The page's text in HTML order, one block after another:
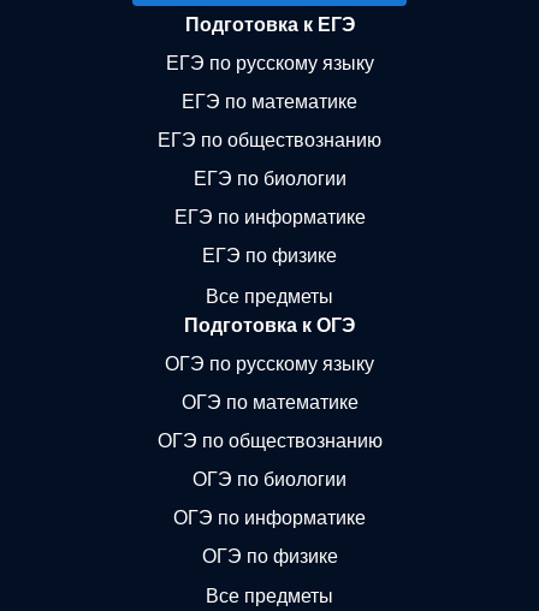
Подготовка к ЕГЭ
ЕГЭ по русскому языку
ЕГЭ по математике
ЕГЭ по обществознанию
ЕГЭ по биологии
ЕГЭ по информатике
ЕГЭ по физике
Все предметы
Подготовка к ОГЭ
ОГЭ по русскому языку
ОГЭ по математике
ОГЭ по обществознанию
ОГЭ по биологии
ОГЭ по информатике
ОГЭ по физике
Все предметы